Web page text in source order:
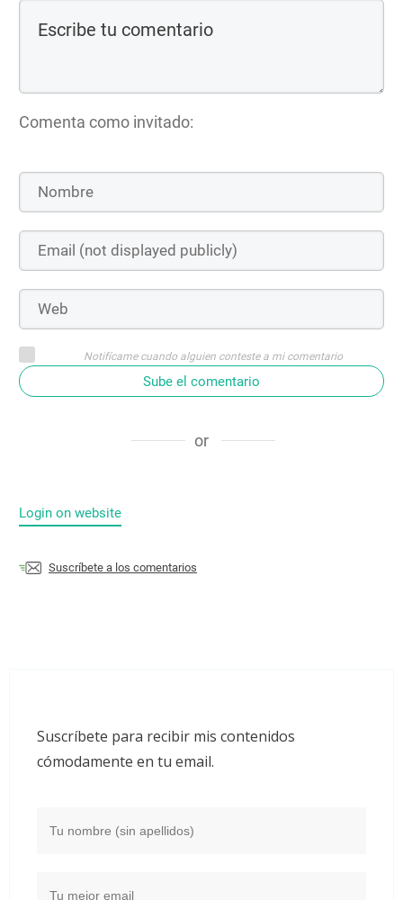
Comenta como invitado:
Notifícame cuando alguien conteste a mi comentario
Sube el comentario
or
Login on website
Suscríbete a los comentarios
Suscríbete para recibir mis contenidos
cómodamente en tu email.